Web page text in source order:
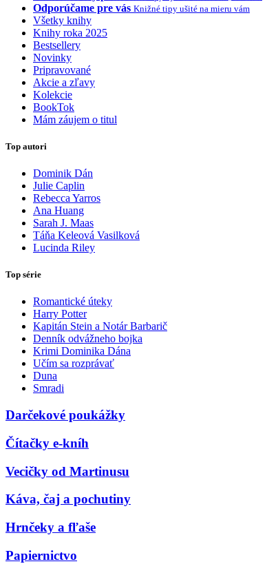
Odporúčame pre vás Knižné tipy ušité na mieru vám
Všetky knihy
Knihy roka 2025
Bestsellery
Novinky
Pripravované
Akcie a zľavy
Kolekcie
BookTok
Mám záujem o titul
Top autori
Dominik Dán
Julie Caplin
Rebecca Yarros
Ana Huang
Sarah J. Maas
Táňa Keleová Vasilková
Lucinda Riley
Top série
Romantické úteky
Harry Potter
Kapitán Stein a Notár Barbarič
Denník odvážneho bojka
Krimi Dominika Dána
Učím sa rozprávať
Duna
Smradi
Darčekové poukážky
Čítačky e-kníh
Vecičky od Martinusu
Káva, čaj a pochutiny
Hrnčeky a fľaše
Papiernictvo